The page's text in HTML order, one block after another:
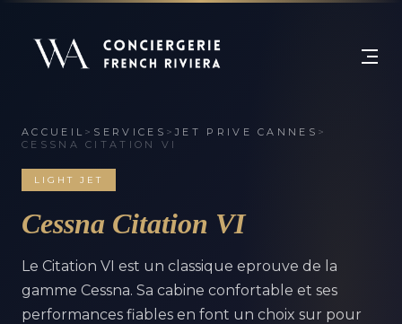
ACCUEIL > SERVICES >JET PRIVE CANNES >
CESSNA CITATION VI
LIGHT JET
Cessna Citation VI
Le Citation VI est un classique eprouve de la
gamme Cessna. Sa cabine confortable et ses
performances fiables en font un choix sur pour